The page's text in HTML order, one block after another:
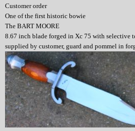
Customer order
One of the first historic bowie
The BART MOORE
8.67 inch blade forged in Xc 75 with selective
supplied by customer, guard and pommel in